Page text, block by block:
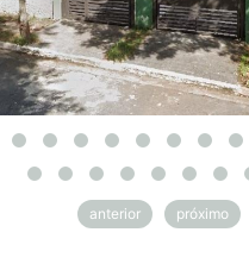
anterior próximo